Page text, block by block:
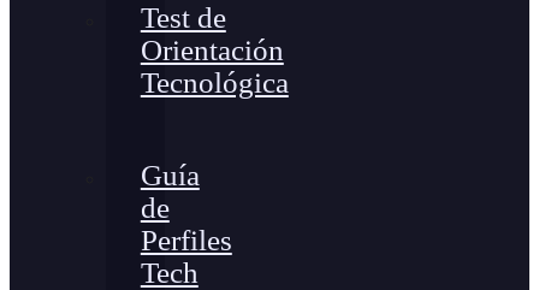
Test de
Orientación
Tecnológica
Guía
de
Perfiles
Tech